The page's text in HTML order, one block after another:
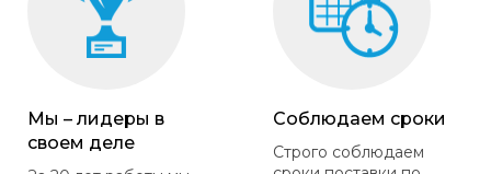
Мы – лидеры в
своем деле
Соблюдаем сроки
Строго соблюдаем